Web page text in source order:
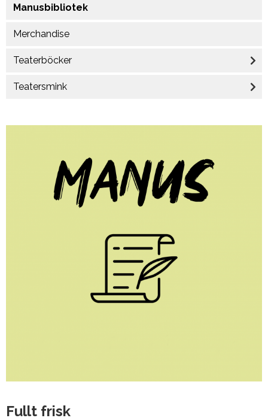
Manusbibliotek
Merchandise
Teaterböcker
Teatersmink
Fullt frisk